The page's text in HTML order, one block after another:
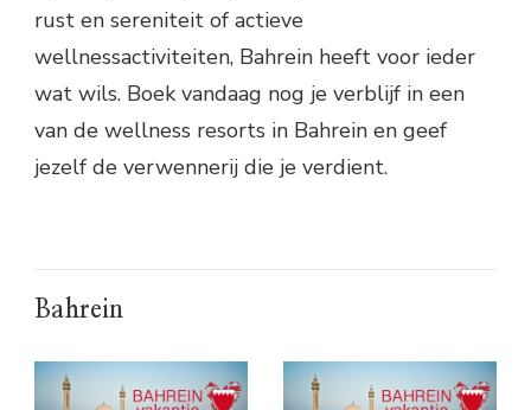
rust en sereniteit of actieve
wellnessactiviteiten, Bahrein heeft voor ieder
wat wils. Boek vandaag nog je verblijf in een
van de wellness resorts in Bahrein en geef
jezelf de verwennerij die je verdient.
Bahrein